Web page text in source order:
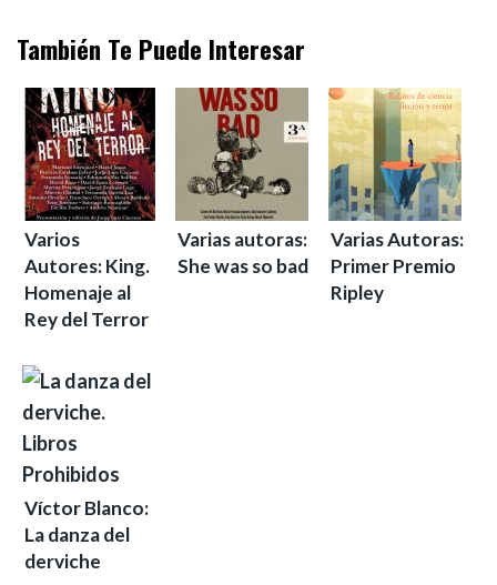
También Te Puede Interesar
Varios
Autores: King.
Homenaje al
Rey del Terror
Varias autoras:
She was so bad
Varias Autoras:
Primer Premio
Ripley
Víctor Blanco:
La danza del
derviche